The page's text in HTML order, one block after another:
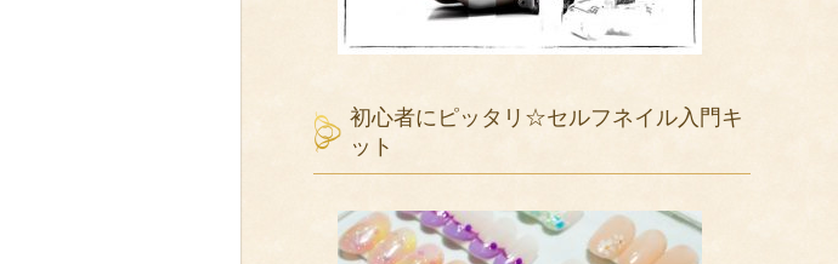
初心者にピッタリ☆セルフネイル入門キ
ット